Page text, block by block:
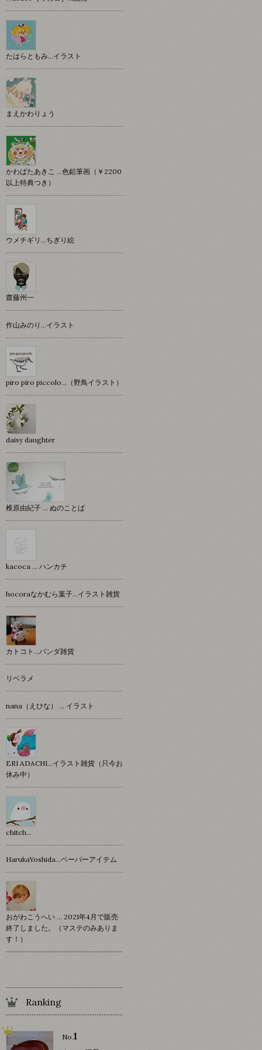
たはらともみ…イラスト
まえかわりょう
かわばたあきこ …色鉛筆画（￥2200
以上特典つき）
ウメチギリ…ちぎり絵
齋藤州一
作山みのり…イラスト
piro piro piccolo…（野鳥イラスト）
daisy daughter
椎原由紀子 ... ぬのことば
kacoca ... ハンカチ
hocoraなかむら葉子…イラスト雑貨
カトコト…パンダ雑貨
リベラメ
nana（えひな） … イラスト
ERI ADACHI...イラスト雑貨（只今お
休み中）
chitch…
HarukaYoshida…ペーパーアイテム
おがわこうへい … 2021年4月で販売
終了しました。（マステのみありま
す！）
Ranking
No.1